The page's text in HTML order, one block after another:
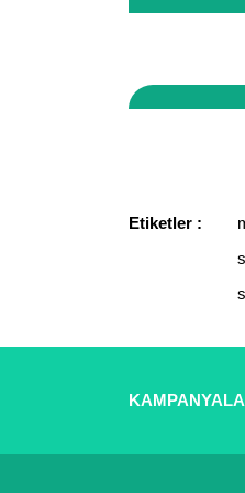
seçenekleri
Bu ürünün
Ürün fiyatı
Bu ürüne
Etiketler :